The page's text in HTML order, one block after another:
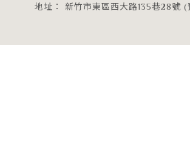
新竹市東區西大路135巷28號 (